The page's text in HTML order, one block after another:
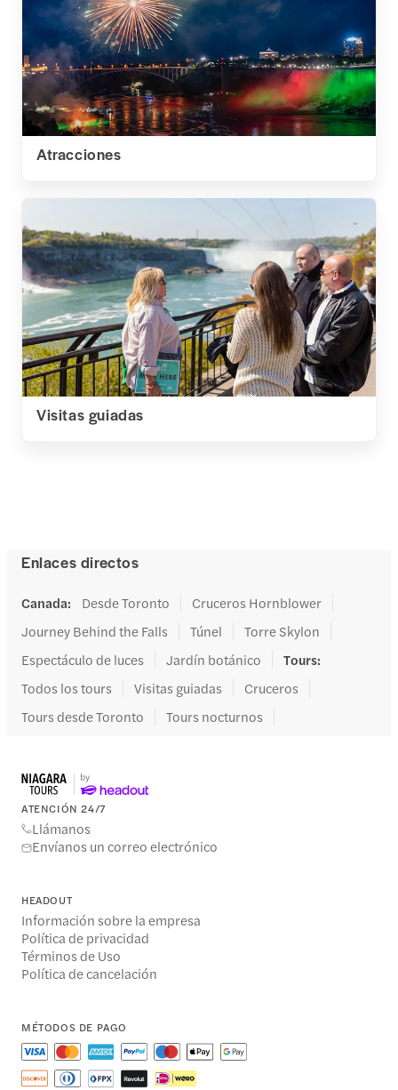
Atracciones
Visitas guiadas
Enlaces directos
Canada: Desde Toronto
Cruceros Hornblower
Journey Behind the Falls
Túnel
Torre Skylon
Espectáculo de luces
Jardín botánico Tours:
Todos los tours
Visitas guiadas
Cruceros
Tours desde Toronto
Tours nocturnos
ATENCIÓN 24/7
Llámanos
Envíanos un correo electrónico
HEADOUT
Información sobre la empresa
Política de privacidad
Términos de Uso
Política de cancelación
MÉTODOS DE PAGO